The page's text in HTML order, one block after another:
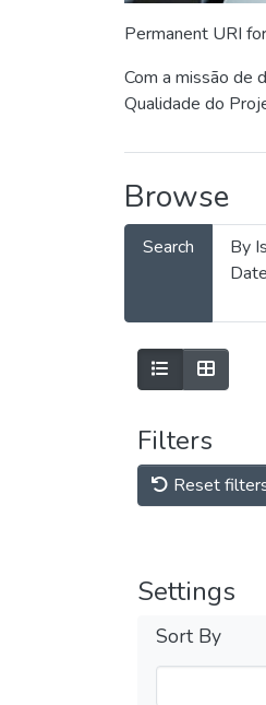
Permanent URI
Com a missão de
Qualidade do
Browse
Search
By
Date
Filters
Reset
Settings
Sort By